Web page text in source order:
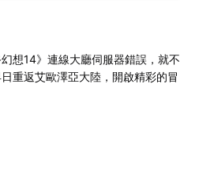
想14》連線大廳伺服器錯誤，就不
重返艾歐澤亞大陸，開啟精彩的冒